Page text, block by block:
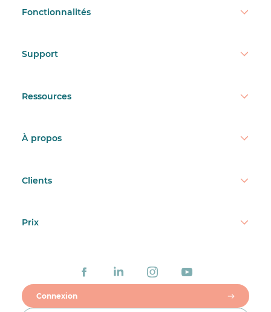
Fonctionnalités
Support
Ressources
À propos
Clients
Prix
Connexion